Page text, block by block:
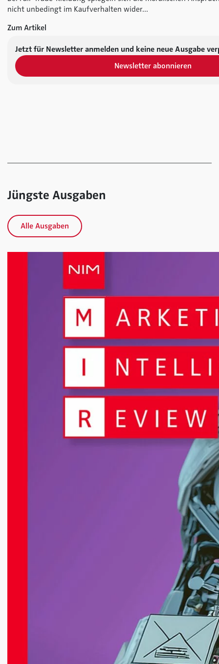
nicht unbedingt im Kaufverhalten wider...
Zum Artikel
Jetzt für Newsletter anmelden und keine neue Ausgabe
Newsletter abonnieren
Jüngste Ausgaben
Alle Ausgaben